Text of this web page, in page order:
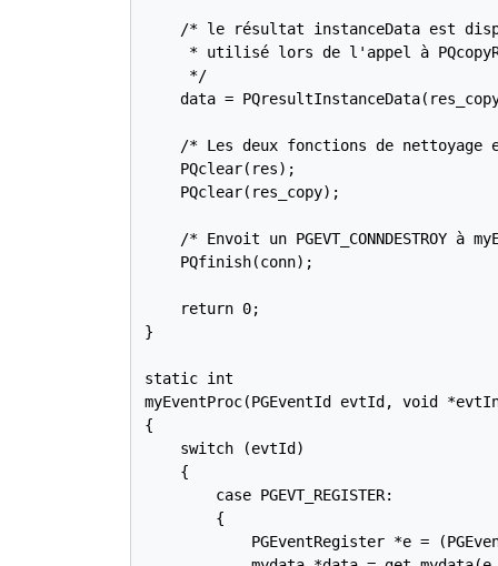
/* le résultat instanceData est
* utilisé lors de l'appel à
     */
data =
/* Les deux fonctions de nettoyage
    PQclear(res);
    PQclear(res_copy);
/* Envoit un PGEVT_CONNDESTROY à
    PQfinish(conn);
    return 0;
}
static int
myEventProc(PGEventId evtId, void
{
    switch (evtId)
    {
        case PGEVT_REGISTER:
        {
PGEventRegister *e =